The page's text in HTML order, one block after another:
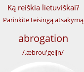
Ką reiškia lietuviškai?
Parinkite teisingą atsakymą
abrogation
/,æbrou'geiʃn/